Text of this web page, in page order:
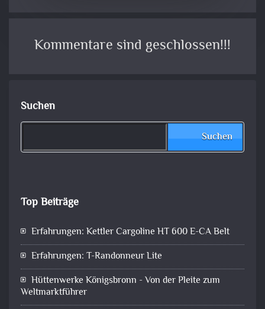
Kommentare sind geschlossen!!!
Suchen
Suchen
Top Beiträge
Erfahrungen: Kettler Cargoline HT 600 E-CA Belt
Erfahrungen: T-Randonneur Lite
Hüttenwerke Königsbronn - Von der Pleite zum
Weltmarktführer